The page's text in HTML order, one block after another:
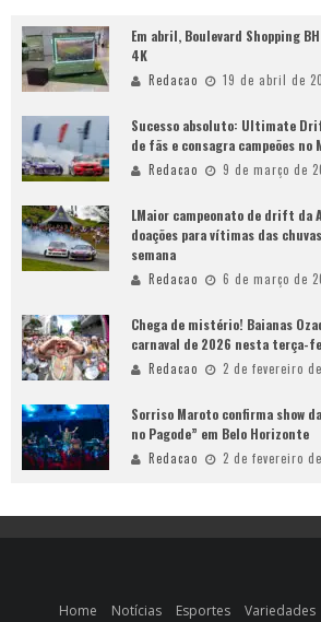
Em abril, Boulevard Shopping
4K
Redacao 19 de abril de
Sucesso absoluto: Ultimate
de fãs e consagra campeões no
Redacao 9 de março de
LMaior campeonato de drift da
doações para vítimas das
semana
Redacao 6 de março de
Chega de mistério! Baianas
carnaval de 2026 nesta terça-
Redacao 2 de fevereiro
Sorriso Maroto confirma show
no Pagode” em Belo Horizonte
Redacao 2 de fevereiro
Home Notícias Esportes Variedades